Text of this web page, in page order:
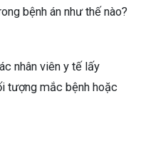
bệnh án như thế nào?
nhân viên y tế lấy
tượng mắc bệnh hoặc